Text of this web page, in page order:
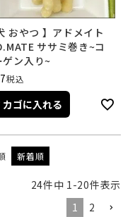
おやつ 】アドメイト
ササミ巻き~コ
ゲン入り~
税込
カゴに入れる
新着順
24件中 1 -20件表示
1
2